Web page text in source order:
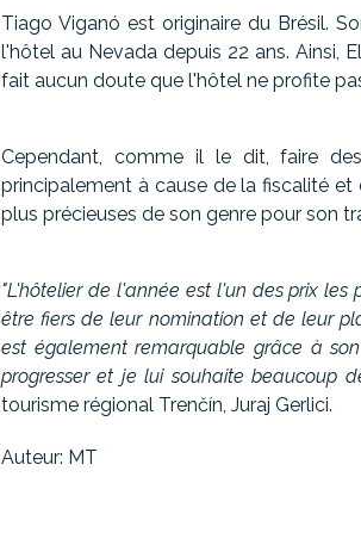
Tiago Viganó est originaire du Brésil.
l'hôtel au Nevada depuis 22 ans. Ainsi,
fait aucun doute que l'hôtel ne profite
Cependant, comme il le dit, faire
principalement à cause de la fiscalité
plus précieuses de son genre pour son
"L'hôtelier de l'année est l'un des prix
être fiers de leur nomination et de leur
est également remarquable grâce à
progresser et je lui souhaite beaucoup
tourisme régional Trenčín, Juraj Gerlici.
Auteur: MT